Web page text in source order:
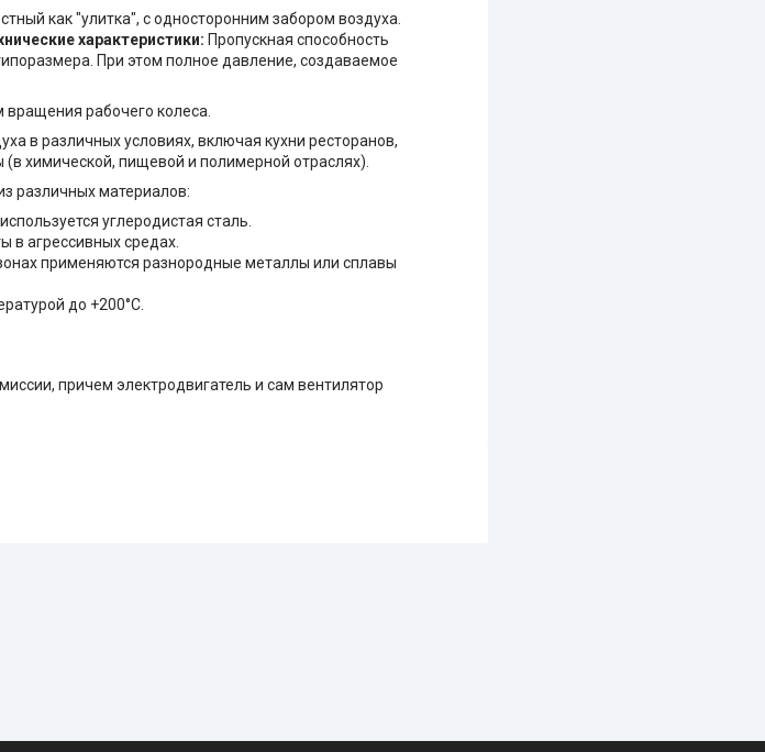
как "улитка", с односторонним забором воздуха.
характеристики: Пропускная способность
При этом полное давление, создаваемое
вращения рабочего колеса.
в различных условиях, включая кухни ресторанов,
химической, пищевой и полимерной отраслях).
различных материалов:
углеродистая сталь.
в агрессивных средах.
применяются разнородные металлы или сплавы
до +200°C.
причем электродвигатель и сам вентилятор